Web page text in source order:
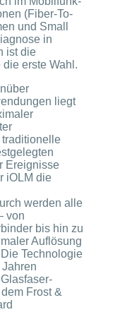
(Fiber-To-
und Small
in
ist die
erste Wahl.
liegt
traditionelle
Ereignisse
iOLM die
werden alle
von
bis hin zu
Auflösung
Technologie
Frost &